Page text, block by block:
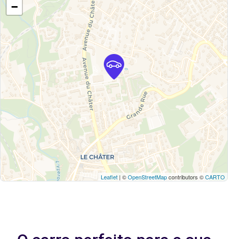
−
Leaflet | ©OpenStreetMapcontributors ©CARTO